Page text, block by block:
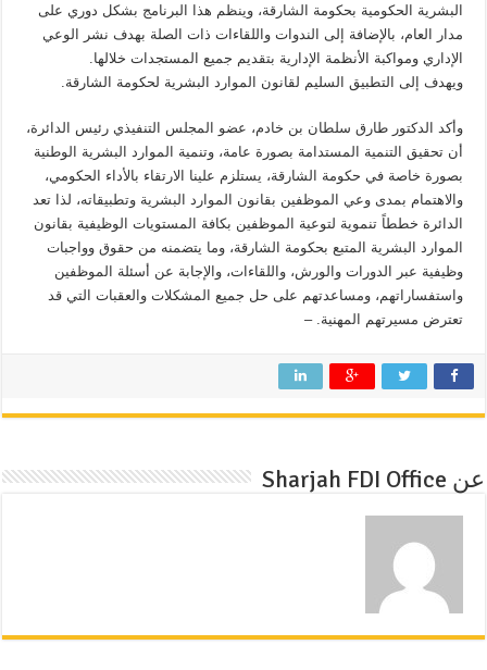
البشرية الحكومية بحكومة الشارقة، وينظم هذا البرنامج بشكل دوري على
مدار العام، بالإضافة إلى الندوات واللقاءات ذات الصلة بهدف نشر الوعي
الإداري ومواكبة الأنظمة الإدارية بتقديم جميع المستجدات خلالها.
ويهدف إلى التطبيق السليم لقانون الموارد البشرية لحكومة الشارقة.
وأكد الدكتور طارق سلطان بن خادم، عضو المجلس التنفيذي رئيس الدائرة،
أن تحقيق التنمية المستدامة بصورة عامة، وتنمية الموارد البشرية الوطنية
بصورة خاصة في حكومة الشارقة، يستلزم علينا الارتقاء بالأداء الحكومي،
والاهتمام بمدى وعي الموظفين بقانون الموارد البشرية وتطبيقاته، لذا تعد
الدائرة خططاً تنموية لتوعية الموظفين بكافة المستويات الوظيفية بقانون
الموارد البشرية المتبع بحكومة الشارقة، وما يتضمنه من حقوق وواجبات
وظيفية عبر الدورات والورش، واللقاءات، والإجابة عن أسئلة الموظفين
واستفساراتهم، ومساعدتهم على حل جميع المشكلات والعقبات التي قد
تعترض مسيرتهم المهنية. –
عن Sharjah FDI Office